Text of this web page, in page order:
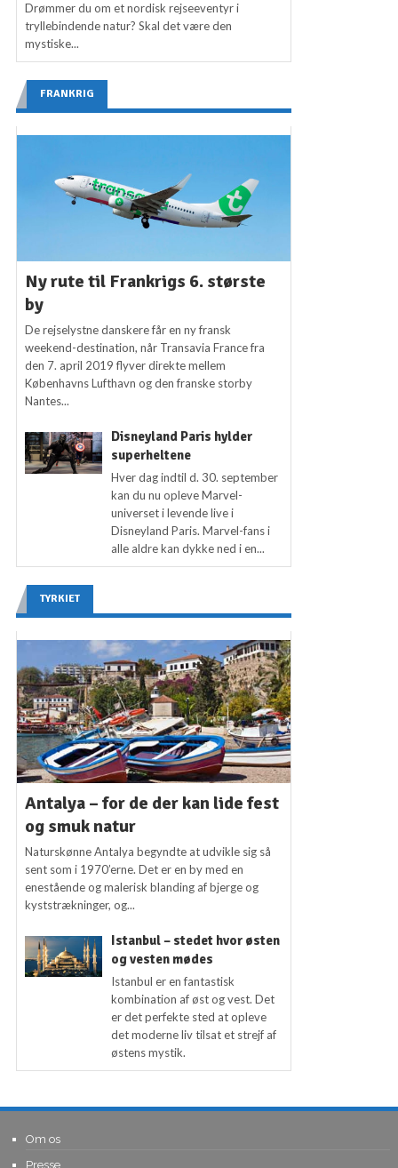
Drømmer du om et nordisk rejseeventyr i
tryllebindende natur? Skal det være den
mystiske...
FRANKRIG
Ny rute til Frankrigs 6. største
by
De rejselystne danskere får en ny fransk
weekend-destination, når Transavia France fra
den 7. april 2019 flyver direkte mellem
Københavns Lufthavn og den franske storby
Nantes...
Disneyland Paris hylder
superheltene
Hver dag indtil d. 30. september
kan du nu opleve Marvel-
universet i levende live i
Disneyland Paris. Marvel-fans i
alle aldre kan dykke ned i en...
TYRKIET
Antalya – for de der kan lide fest
og smuk natur
Naturskønne Antalya begyndte at udvikle sig så
sent som i 1970’erne. Det er en by med en
enestående og malerisk blanding af bjerge og
kyststrækninger, og...
Istanbul – stedet hvor østen
og vesten mødes
Istanbul er en fantastisk
kombination af øst og vest. Det
er det perfekte sted at opleve
det moderne liv tilsat et strejf af
østens mystik.
Om os
Presse